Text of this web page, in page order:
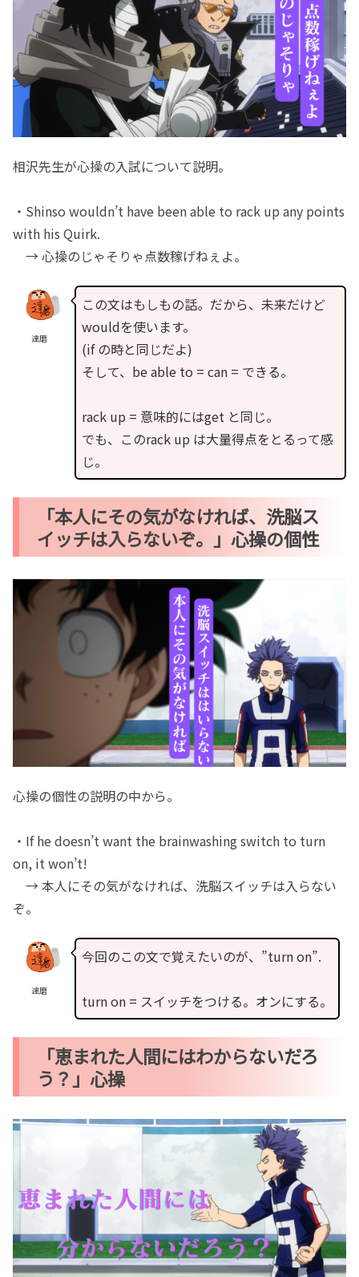
相沢先生が心操の入試について説明。
・Shinso wouldn’t have been able to rack up any points
with his Quirk.
→ 心操のじゃそりゃ点数稼げねぇよ。
達磨
この文はもしもの話。だから、未来だけど
wouldを使います。
(if の時と同じだよ)
そして、be able to = can = できる。
rack up = 意味的にはget と同じ。
でも、このrack up は大量得点をとるって感
じ。
「本人にその気がなければ、洗脳ス
イッチは入らないぞ。」心操の個性
心操の個性の説明の中から。
・If he doesn’t want the brainwashing switch to turn
on, it won’t!
→ 本人にその気がなければ、洗脳スイッチは入らない
ぞ。
達磨
今回のこの文で覚えたいのが、”turn on”.
turn on = スイッチをつける。オンにする。
「恵まれた人間にはわからないだろ
う？」心操